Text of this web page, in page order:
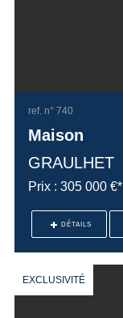
ref. n° 740
Maison
GRAULHET
Prix : 305 000 €*
DÉTAILS
EXCLUSIVITÉ